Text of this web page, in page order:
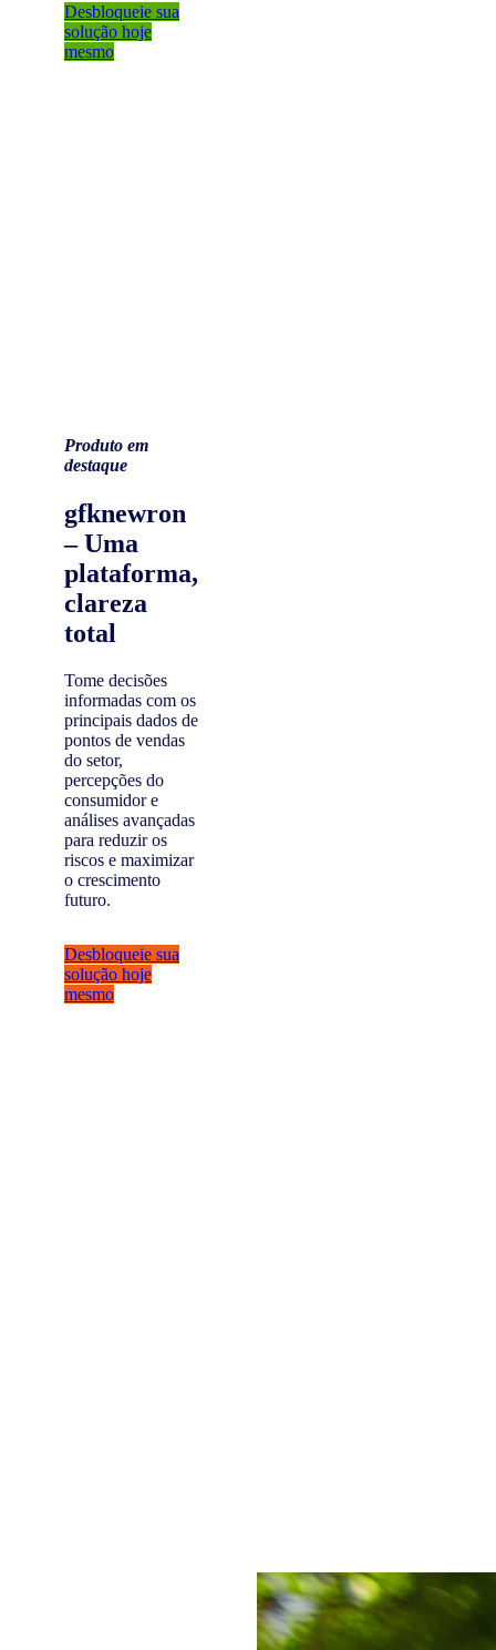
Desbloqueie sua
solução hoje
mesmo
Produto em
destaque
gfknewron
– Uma
plataforma,
clareza
total
Tome decisões
informadas com os
principais dados de
pontos de vendas
do setor,
percepções do
consumidor e
análises avançadas
para reduzir os
riscos e maximizar
o crescimento
futuro.
Desbloqueie sua
solução hoje
mesmo